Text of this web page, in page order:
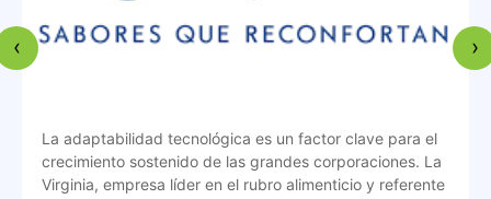
‹
La adaptabilidad tecnológica es un factor clave para el
crecimiento sostenido de las grandes corporaciones. La
Virginia, empresa líder en el rubro alimenticio y referente
›